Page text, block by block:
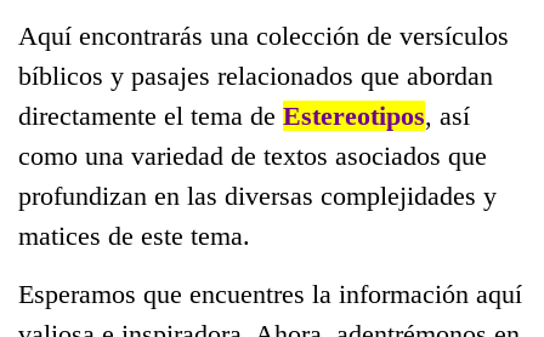
Aquí encontrarás una colección de versículos
bíblicos y pasajes relacionados que abordan
directamente el tema de Estereotipos, así
como una variedad de textos asociados que
profundizan en las diversas complejidades y
matices de este tema.
Esperamos que encuentres la información aquí